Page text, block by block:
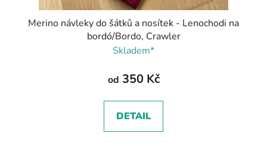
Merino návleky do šátků a nosítek - Lenochodi na
bordó/Bordo, Crawler
Skladem*
od 350 Kč
DETAIL